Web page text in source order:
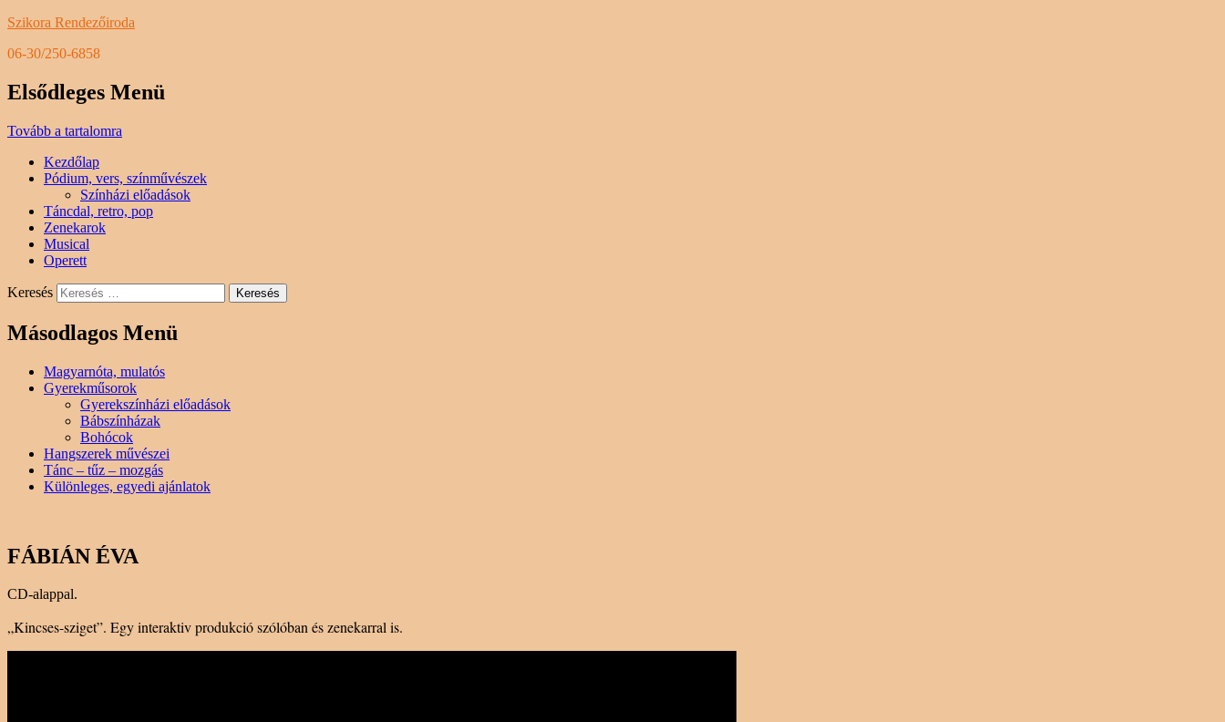
Szikora Rendezőiroda
06-30/250-6858
Elsődleges Menü
Tovább a tartalomra
Kezdőlap
Pódium, vers, színművészek
Színházi előadások
Táncdal, retro, pop
Zenekarok
Musical
Operett
Keresés
Másodlagos Menü
Magyarnóta, mulatós
Gyerekműsorok
Gyerekszínházi előadások
Bábszínházak
Bohócok
Hangszerek művészei
Tánc – tűz – mozgás
Különleges, egyedi ajánlatok
FÁBIÁN ÉVA
CD-alappal.
„Kincses-sziget”. Egy interaktiv produkció szólóban és zenekarral is.